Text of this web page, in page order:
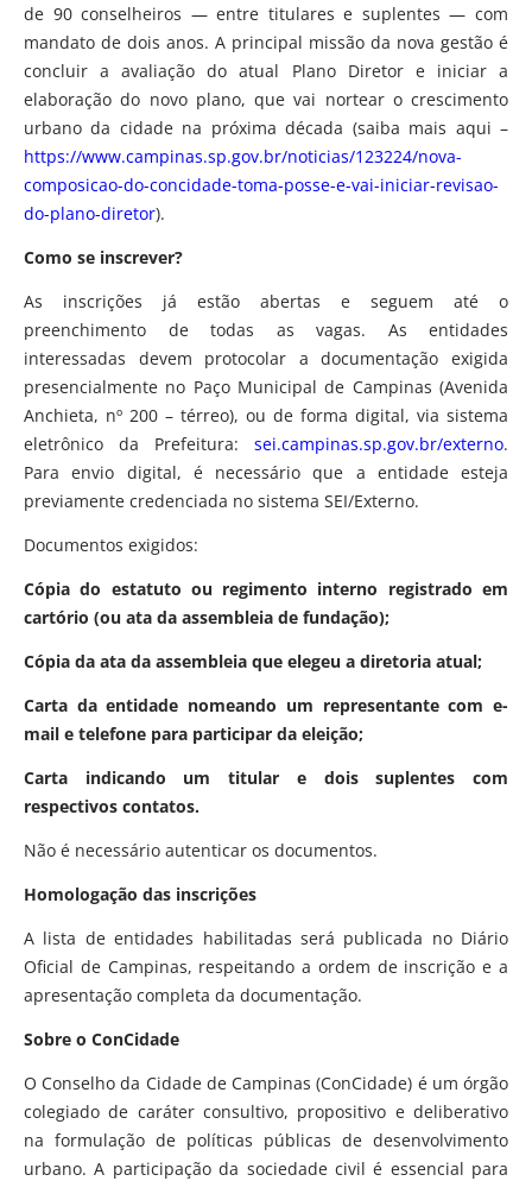
de 90 conselheiros — entre titulares e suplentes — com
mandato de dois anos. A principal missão da nova gestão é
concluir a avaliação do atual Plano Diretor e iniciar a
elaboração do novo plano, que vai nortear o crescimento
urbano da cidade na próxima década (saiba mais aqui –
https://www.campinas.sp.gov.br/noticias/123224/nova-
composicao-do-concidade-toma-posse-e-vai-iniciar-revisao-
do-plano-diretor).
Como se inscrever?
As inscrições já estão abertas e seguem até o
preenchimento de todas as vagas. As entidades
interessadas devem protocolar a documentação exigida
presencialmente no Paço Municipal de Campinas (Avenida
Anchieta, nº 200 – térreo), ou de forma digital, via sistema
eletrônico da Prefeitura: sei.campinas.sp.gov.br/externo.
Para envio digital, é necessário que a entidade esteja
previamente credenciada no sistema SEI/Externo.
Documentos exigidos:
Cópia do estatuto ou regimento interno registrado em
cartório (ou ata da assembleia de fundação);
Cópia da ata da assembleia que elegeu a diretoria atual;
Carta da entidade nomeando um representante com e-
mail e telefone para participar da eleição;
Carta indicando um titular e dois suplentes com
respectivos contatos.
Não é necessário autenticar os documentos.
Homologação das inscrições
A lista de entidades habilitadas será publicada no Diário
Oficial de Campinas, respeitando a ordem de inscrição e a
apresentação completa da documentação.
Sobre o ConCidade
O Conselho da Cidade de Campinas (ConCidade) é um órgão
colegiado de caráter consultivo, propositivo e deliberativo
na formulação de políticas públicas de desenvolvimento
urbano. A participação da sociedade civil é essencial para